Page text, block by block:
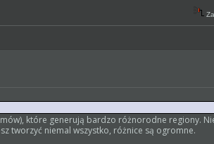
które generują bardzo różnorodne regiony.
tworzyć niemal wszystko, różnice są ogromne.